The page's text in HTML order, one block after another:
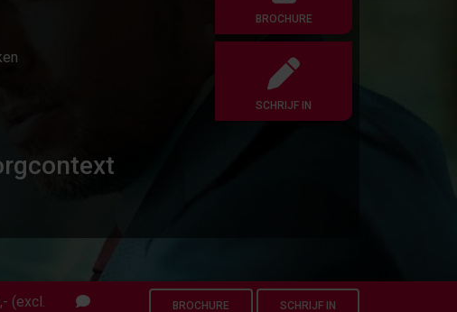
BROCHURE
SCHRIJF IN
,- (excl.